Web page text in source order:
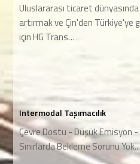
Uluslararası ticaret
artırmak ve Çin'den Türkiye'ye
için HG Trans…
Intermodal Taşımacılık
Çevre Dostu - Düşük Emisyon
Sınırlarda Bekleme Sorunu Yok...